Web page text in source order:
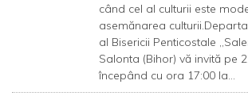
când cel al culturii este
asemănarea
al Bisericii Penticostale
Salonta (Bihor) vă invită pe
începând cu ora 17:00 la...